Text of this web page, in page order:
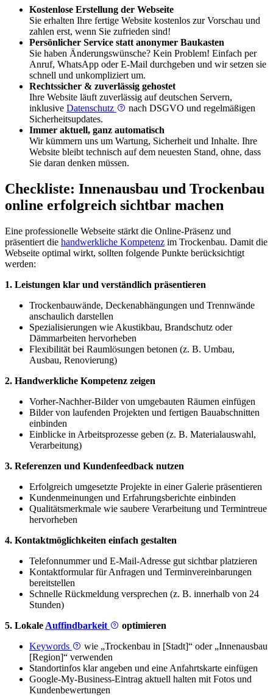
Kostenlose Erstellung der Webseite
Sie erhalten Ihre fertige Website kostenlos zur Vorschau und
zahlen erst, wenn Sie zufrieden sind!
Persönlicher Service statt anonymer Baukasten
Sie haben Änderungswünsche? Kein Problem! Einfach per
Anruf, WhatsApp oder E-Mail durchgeben und wir setzen sie
schnell und unkompliziert um.
Rechtssicher & zuverlässig gehostet
Ihre Website läuft zuverlässig auf deutschen Servern,
inklusive Datenschutz
nach DSGVO und regelmäßigen
Sicherheitsupdates.
Immer aktuell, ganz automatisch
Wir kümmern uns um Wartung, Sicherheit und Inhalte. Ihre
Website bleibt technisch auf dem neuesten Stand, ohne, dass
Sie daran denken müssen.
Checkliste: Innenausbau und Trockenbau
online erfolgreich sichtbar machen
Eine professionelle Webseite stärkt die Online-Präsenz und
präsentiert die handwerkliche Kompetenz im Trockenbau. Damit die
Webseite optimal wirkt, sollten folgende Punkte berücksichtigt
werden:
1. Leistungen klar und verständlich präsentieren
Trockenbauwände, Deckenabhängungen und Trennwände
anschaulich darstellen
Spezialisierungen wie Akustikbau, Brandschutz oder
Dämmarbeiten hervorheben
Flexibilität bei Raumlösungen betonen (z. B. Umbau,
Ausbau, Renovierung)
2. Handwerkliche Kompetenz zeigen
Vorher-Nachher-Bilder von umgebauten Räumen einfügen
Bilder von laufenden Projekten und fertigen Bauabschnitten
einbinden
Einblicke in Arbeitsprozesse geben (z. B. Materialauswahl,
Verarbeitung)
3. Referenzen und Kundenfeedback nutzen
Erfolgreich umgesetzte Projekte in einer Galerie präsentieren
Kundenmeinungen und Erfahrungsberichte einbinden
Qualitätsmerkmale wie saubere Verarbeitung und Termintreue
hervorheben
4. Kontaktmöglichkeiten einfach gestalten
Telefonnummer und E-Mail-Adresse gut sichtbar platzieren
Kontaktformular für Anfragen und Terminvereinbarungen
bereitstellen
Schnelle Rückmeldung versprechen (z. B. innerhalb von 24
Stunden)
5. Lokale Auffindbarkeit
optimieren
Keywords
wie „Trockenbau in [Stadt]“ oder „Innenausbau
[Region]“ verwenden
Standortinfos klar angeben und eine Anfahrtskarte einfügen
Google-My-Business-Eintrag aktuell halten mit Fotos und
Kundenbewertungen